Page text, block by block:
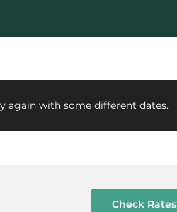
again with some different dates.
Check Rates